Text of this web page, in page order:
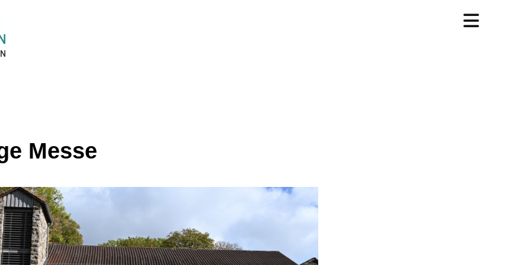
Messe